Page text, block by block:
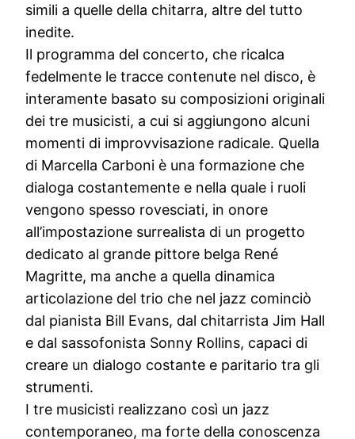
simili a quelle della chitarra, altre del tutto
inedite.
Il programma del concerto, che ricalca
fedelmente le tracce contenute nel disco, è
interamente basato su composizioni originali
dei tre musicisti, a cui si aggiungono alcuni
momenti di improvvisazione radicale. Quella
di Marcella Carboni è una formazione che
dialoga costantemente e nella quale i ruoli
vengono spesso rovesciati, in onore
all’impostazione surrealista di un progetto
dedicato al grande pittore belga René
Magritte, ma anche a quella dinamica
articolazione del trio che nel jazz cominciò
dal pianista Bill Evans, dal chitarrista Jim Hall
e dal sassofonista Sonny Rollins, capaci di
creare un dialogo costante e paritario tra gli
strumenti.
I tre musicisti realizzano così un jazz
contemporaneo, ma forte della conoscenza